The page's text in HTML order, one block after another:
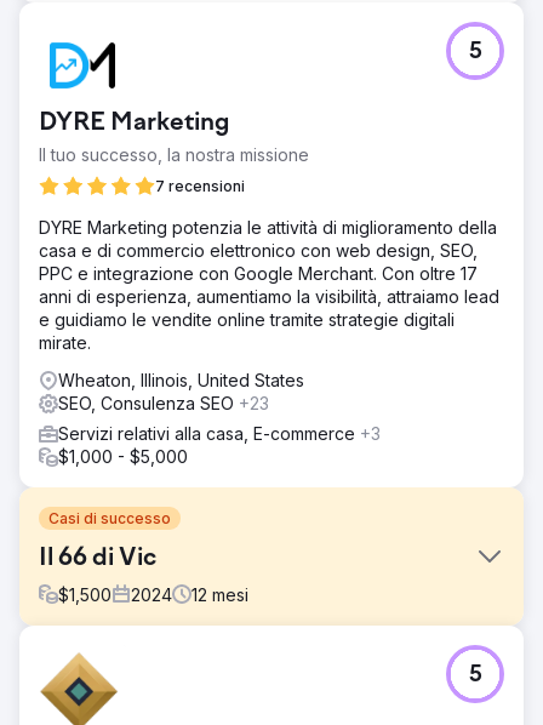
DYRE Marketing
Il tuo successo, la nostra missione
7 recensioni
5
DYRE Marketing potenzia le attività di miglioramento della
casa e di commercio elettronico con web design, SEO,
PPC e integrazione con Google Merchant. Con oltre 17
anni di esperienza, aumentiamo la visibilità, attraiamo lead
e guidiamo le vendite online tramite strategie digitali
mirate.
Wheaton, Illinois, United States
SEO, Consulenza SEO +23
Servizi relativi alla casa, E-commerce +3
$1,000 - $5,000
Casi di successo
Il 66 di Vic
$1,500 2024 12 mesi
Sfida
Vic's 66, un affermato rivenditore di ricambi auto, aveva
costruito una forte presenza online nel corso degli anni,
5